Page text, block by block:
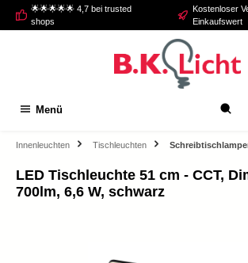
springen
🌟🌟🌟🌟🌟 4,7 bei trusted
shops
Kostenloser
Einkaufswert
Menü
Innenleuchten Tischleuchten
LED Tischleuchte 51 cm - CCT,
700lm, 6,6 W, schwarz